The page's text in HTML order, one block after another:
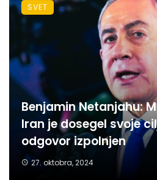
Benjamin Netanjahu:
Iran je dosegel svoje
odgovor izpolnjen
27. oktobra, 2024
SVET